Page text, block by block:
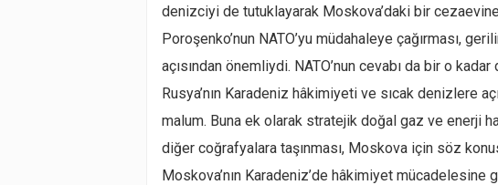
denizciyi de tutuklayarak Moskova’daki bir
Poroşenko’nun NATO’yu müdahaleye çağırması,
açısından önemliydi. NATO’nun cevabı da bir o
Rusya’nın Karadeniz hâkimiyeti ve sıcak denizlere
malum. Buna ek olarak stratejik doğal gaz ve enerji
diğer coğrafyalara taşınması, Moskova için söz
Moskova’nın Karadeniz’de hâkimiyet mücadelesine